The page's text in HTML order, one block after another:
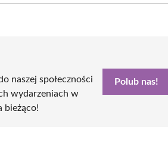
naszej społeczności
wydarzeniach w
bieżąco!
Polub nas!